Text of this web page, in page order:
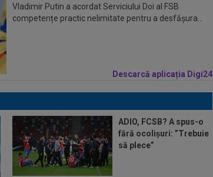
Vladimir Putin a acordat Serviciului Doi al FSB
competențe practic nelimitate pentru a desfășura...
Descarcă aplicația Digi24
ADIO, FCSB? A spus-o
fără ocolișuri: ”Trebuie
să plece”